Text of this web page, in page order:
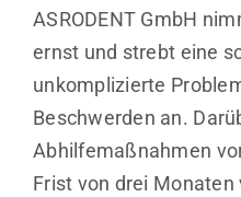
ASRODENT GmbH
ernst und strebt eine
unkomplizierte
Beschwerden an.
Abhilfemaßnahmen
Frist von drei